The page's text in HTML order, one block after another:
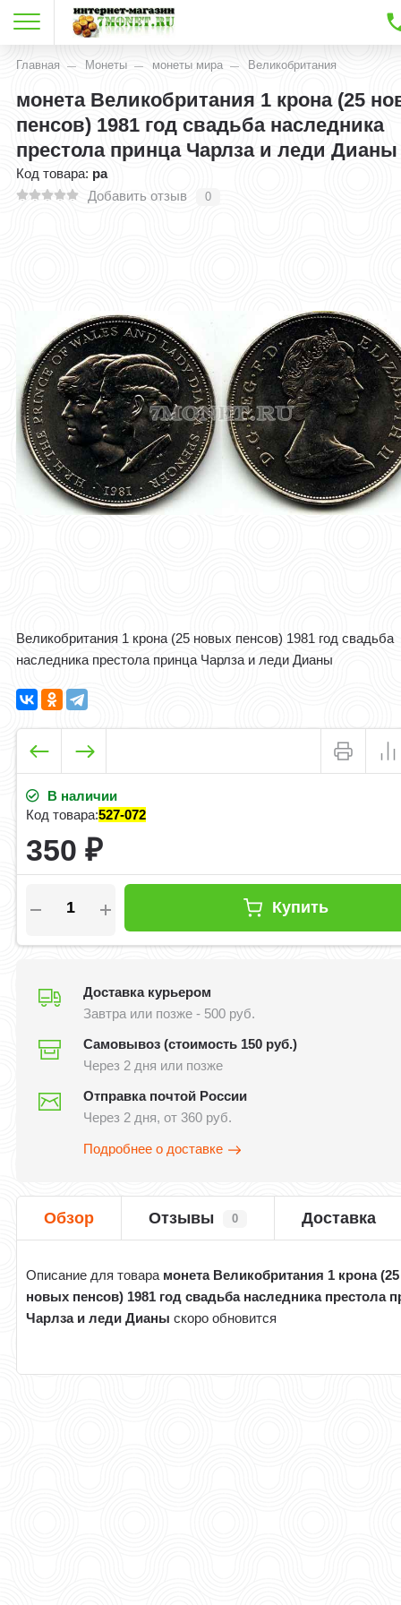
Главная Монеты монеты мира Великобритания
монета Великобритания 1 крона (25
пенсов) 1981 год свадьба наследника
престола принца Чарлза и леди Дианы
Код товара: ра
Добавить отзыв
0
Великобритания 1 крона (25 новых пенсов) 1981 год свадьба
наследника престола принца Чарлза и леди Дианы
В наличии
Код товара:527-072
350₽
Купить
Доставка курьером
Завтра или позже - 500 руб.
Самовывоз (стоимость 150 руб.)
Через 2 дня или позже
Отправка почтой России
Через 2 дня, от 360 руб.
Подробнее о доставке
Обзор Отзывы 0 Доставка
Описание для товара монета Великобритания 1 крона (25
новых пенсов) 1981 год свадьба наследника престола
Чарлза и леди Дианы скоро обновится